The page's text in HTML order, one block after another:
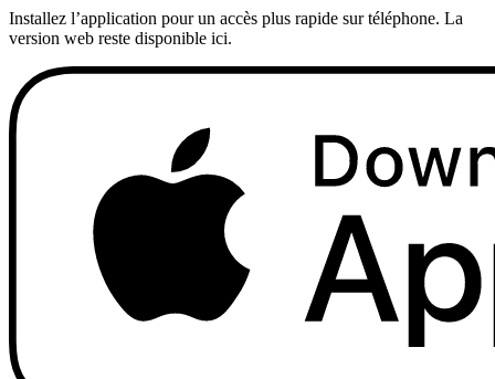
Installez l’application pour un accès plus rapide sur téléphone. La
version web reste disponible ici.